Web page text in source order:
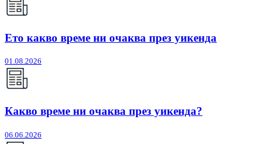
Ето какво време ни очаква през уикенда
01.08.2026
Какво време ни очаква през уикенда?
06.06.2026